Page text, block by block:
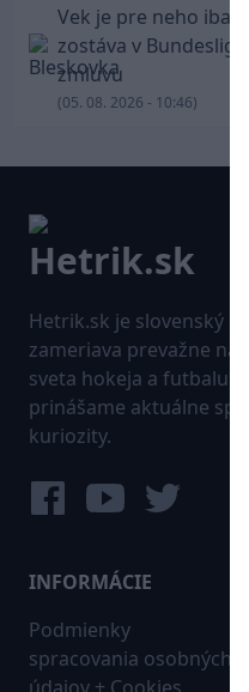
Vek je pre neho iba
zostáva v
zmluvu
(05. 08. 2026 - 10:46)
Hetrik.sk je slovenský
zameriava prevažne na
sveta hokeja a futbalu.
prinášame aktuálne
kuriozity.
INFORMÁCIE
Podmienky
spracovania osobných
údajov + Cookies